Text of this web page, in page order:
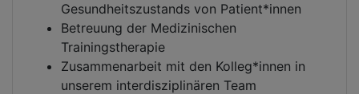
Gesundheitszustands von Patient*innen
Betreuung der Medizinischen
Trainingstherapie
Zusammenarbeit mit den Kolleg*innen in
unserem interdisziplinären Team